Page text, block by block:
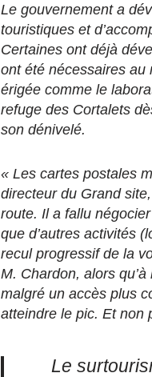
Le gouvernement a
touristiques et
Certaines ont déjà
ont été nécessaires au
érigée comme le
refuge des Cortalets
son dénivelé.
« Les cartes postales
directeur du Grand
route. Il a fallu
que d’autres activités
recul progressif de la
M. Chardon, alors
malgré un accès plus
atteindre le pic. Et non
Le